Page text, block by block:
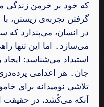
که خود بر خرمن زندگی
گرفتن تجربه‌ی زیستن،
در انسان، می‌پندارد که
می‌سازد۔ اما این تنها
استبداد می‌شناسد:
جان۔ هر اعدامی
تلاشی نومیدانه برای
آنکه می‌کُشد، در حقیقت